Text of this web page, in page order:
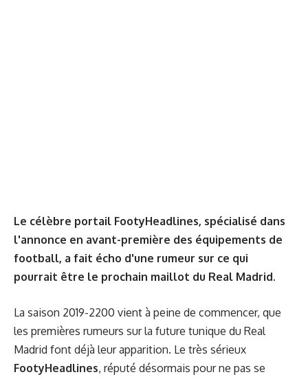
Le célèbre portail FootyHeadlines, spécialisé dans
l'annonce en avant-première des équipements de
football, a fait écho d'une rumeur sur ce qui
pourrait être le prochain maillot du Real Madrid.
La saison 2019-2200 vient à peine de commencer, que
les premières rumeurs sur la future tunique du Real
Madrid font déjà leur apparition. Le très sérieux
FootyHeadlines, réputé désormais pour ne pas se